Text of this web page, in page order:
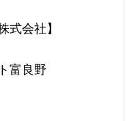
式会社】
富良野